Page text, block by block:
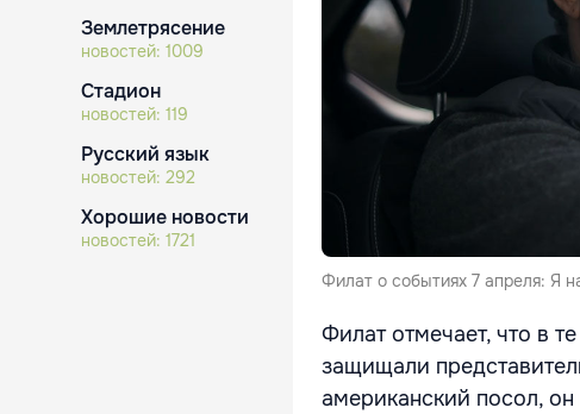
Землетрясение
новостей: 1009
Стадион
новостей: 119
Русский язык
новостей: 292
Хорошие новости
новостей: 1721
Филат о событиях 7 апреля: Я
Филат отмечает, что в
защищали
американский посол,